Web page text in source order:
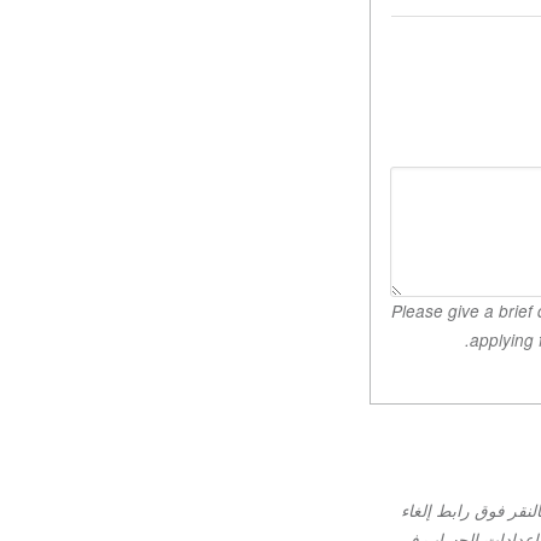
Please give a brief description
فوق رابط إلغاء